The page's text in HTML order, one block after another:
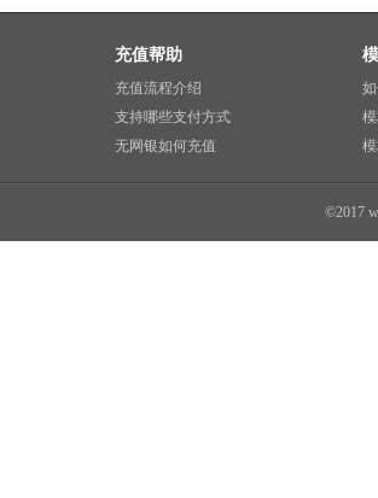
充值帮助
充值流程介绍
支持哪些支付方式
无网银如何充值
©2017